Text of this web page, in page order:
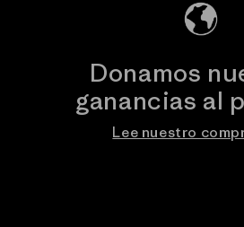
Donamos
ganancias al
Lee nuestro